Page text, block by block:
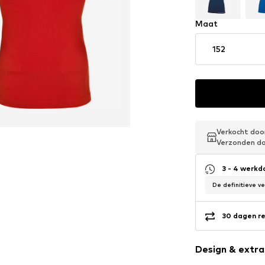
Maat
152
Verkocht
Verzonden
Verkocht
Verzonden
Verkocht
Verzonden
3 - 4
De definitieve
30 dagen
Design &